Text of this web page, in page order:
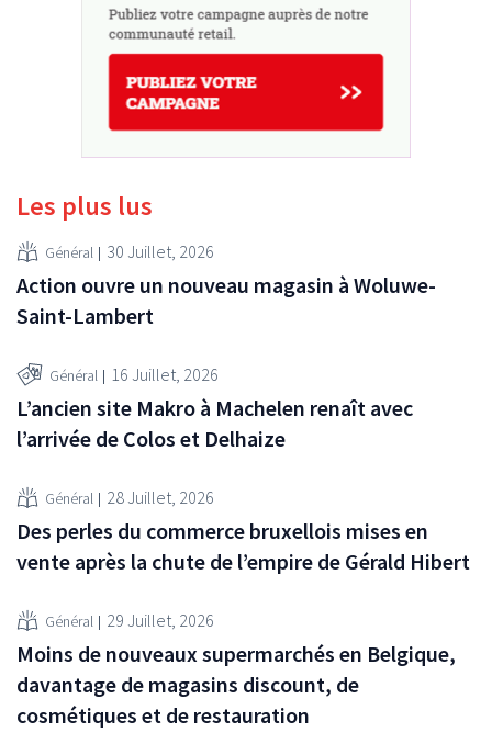
Les plus lus
Général 30 Juillet, 2026
Action ouvre un nouveau magasin à Woluwe-
Saint-Lambert
Général 16 Juillet, 2026
L’ancien site Makro à Machelen renaît avec
l’arrivée de Colos et Delhaize
Général 28 Juillet, 2026
Des perles du commerce bruxellois mises en
vente après la chute de l’empire de Gérald Hibert
Général 29 Juillet, 2026
Moins de nouveaux supermarchés en Belgique,
davantage de magasins discount, de
cosmétiques et de restauration